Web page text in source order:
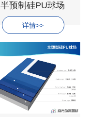
半预制硅PU球场
详情>>